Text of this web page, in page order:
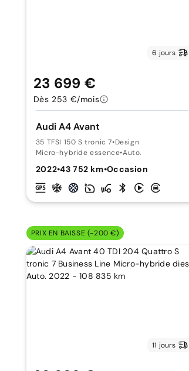
6 jours
Audi A4 Avant
35 TFSI 150 S tronic 7•Design
Micro-hybride essence•Auto.
2022•43 752 km•Occasion
23 699 €
Dès 253 €/mois
PRIX EN BAISSE (-200 €)
11 jours